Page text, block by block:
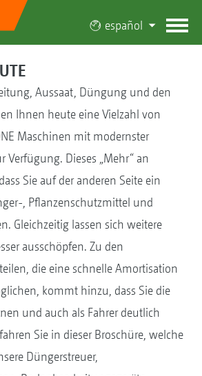
español
Aussaat, Düngung und den
Ihnen heute eine Vielzahl von
Maschinen mit modernster
Verfügung. Dieses „Mehr“ an
Sie auf der anderen Seite ein
, Pflanzenschutzmittel und
Gleichzeitig lassen sich weitere
ausschöpfen. Zu den
die eine schnelle Amortisation
kommt hinzu, dass Sie die
und auch als Fahrer deutlich
Sie in dieser Broschüre, welche
Düngerstreuer,